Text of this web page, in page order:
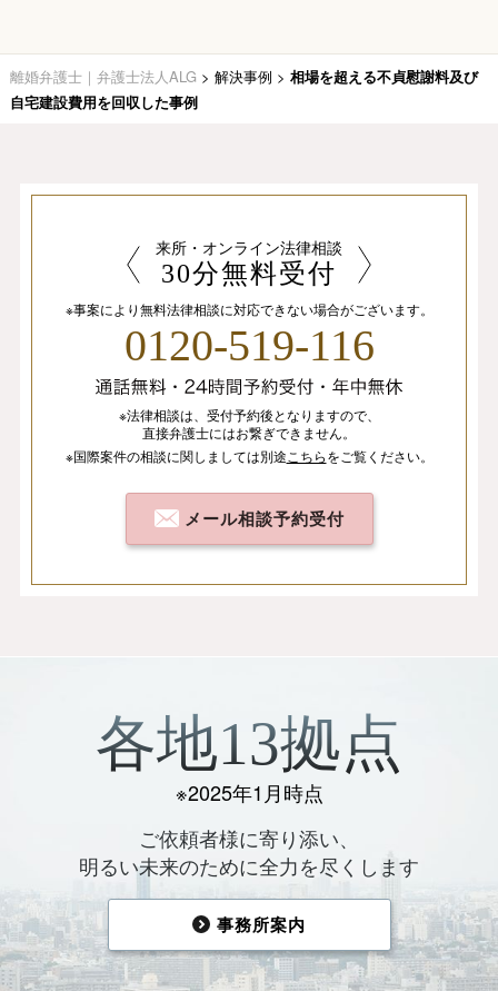
離婚弁護士｜弁護士法人ALG > 解決事例 > 相場を超える不貞慰謝料及び
自宅建設費用を回収した事例
来所・オンライン法律相談
30分無料受付
※事案により無料法律相談に対応できない場合がございます。
0120-519-116
※法律相談は、 受付予約後となりますので、
直接弁護士にはお繋ぎできません。
※国際案件の相談に関しましては別途 こちらをご覧ください。
メール相談予約受付
各地13拠点
※2025年1月時点
ご依頼者様に寄り添い、
明るい未来のために全力を尽くします
事務所案内